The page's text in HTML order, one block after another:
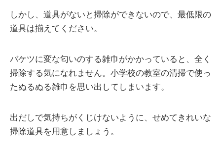
しかし、道具がないと掃除ができないので、最低限の
道具は揃えてください。
バケツに変な匂いのする雑巾がかかっていると、全く
掃除する気になれません。小学校の教室の清掃で使っ
たぬるぬる雑巾を思い出してしまいます。
出だしで気持ちがくじけないように、せめてきれいな
掃除道具を用意しましょう。